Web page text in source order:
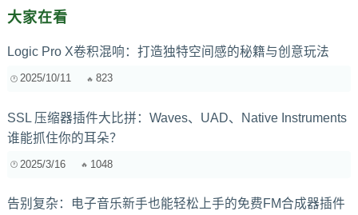
大家在看
Logic Pro X卷积混响：打造独特空间感的秘籍与创意玩法
2025/10/11 823
SSL 压缩器插件大比拼：Waves、UAD、Native Instruments
谁能抓住你的耳朵？
2025/3/16 1048
告别复杂：电子音乐新手也能轻松上手的免费FM合成器插件